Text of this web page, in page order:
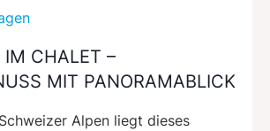
IM CHALET –
MIT PANORAMABLICK
Alpen liegt dieses